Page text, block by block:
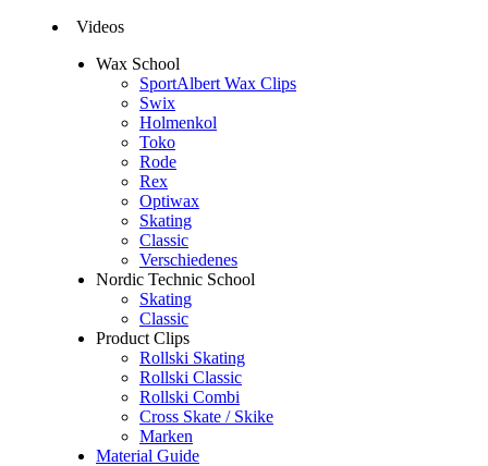
Videos
Wax School
SportAlbert Wax Clips
Swix
Holmenkol
Toko
Rode
Rex
Optiwax
Skating
Classic
Verschiedenes
Nordic Technic School
Skating
Classic
Product Clips
Rollski Skating
Rollski Classic
Rollski Combi
Cross Skate / Skike
Marken
Material Guide